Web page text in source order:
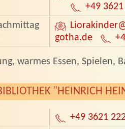
+49
Liorakinder
gotha.de
warmes Essen, Spielen,
"HEINRICH
+49 3621